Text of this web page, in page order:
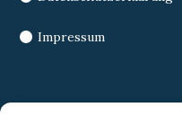
Impressum